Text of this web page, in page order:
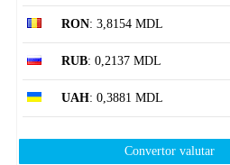
RON: 3,8154 MDL
RUB: 0,2137 MDL
UAH: 0,3881 MDL
Convertor valutar